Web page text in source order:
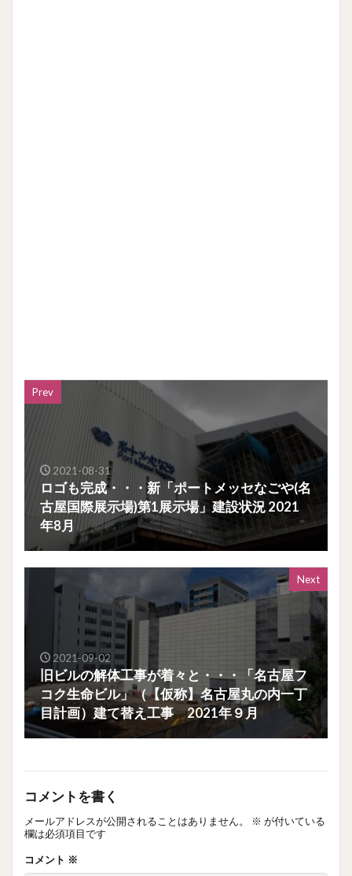
Prev
2021-08-31
ロゴも完成・・・新「ポートメッセなごや(名
古屋国際展示場)第1展示場」建設状況 2021
年8月
Next
2021-09-02
旧ビルの解体工事が着々と・・・「名古屋フ
コク生命ビル」（【仮称】名古屋丸の内一丁
目計画）建て替え工事 2021年９月
コメントを書く
メールアドレスが公開されることはありません。 ※ が付いている
欄は必須項目です
コメント ※